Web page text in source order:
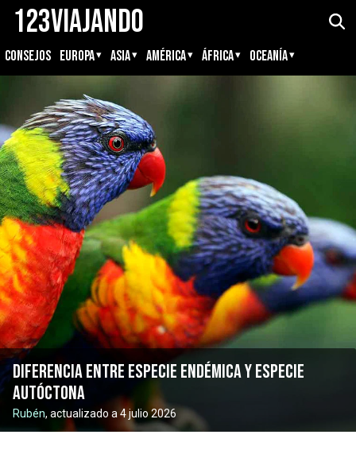
123Viajando
CONSEJOS EUROPA ASIA AMÉRICA ÁFRICA OCEANÍA
Diferencia entre especie endémica y especie
autóctona
Rubén, actualizado a 4 julio 2026